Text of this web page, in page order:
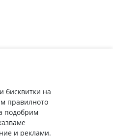
бисквитки на
правилното
подобрим
и реклами.